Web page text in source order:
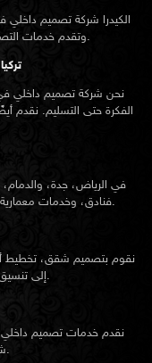
الكيدرا شركة تصميم
وتقدم خدمات التصميم الداخلي، المعماري، وتصميم الحدائق.
نحن شركة تصميم داخلي في
الفكرة حتى التسليم. نقدم
في الرياض، جدة،
فنادق، وخدمات معمارية، بالإضافة إلى تنسيق الحدائق الخاصة والتجارية.
نقوم بتصميم شقق، تخطيط
إلى تنسيق حدائق الفلل والمشاريع الخارجية.
نقدم خدمات تصميم
شامل في مدينة الكويت.